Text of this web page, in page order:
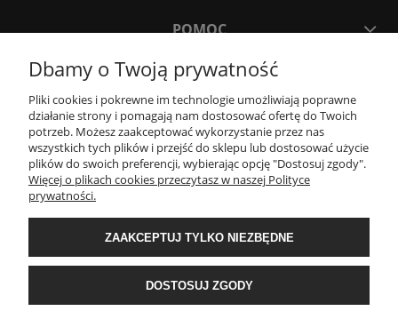
POMOC
MOJE KONTO
PŁATNOŚCI I DOSTAWA
KONTAKT
Wyposażenie łazienek Łazienki.eco | Pawła 23, 41-708 Ruda Śląska | E-mail:
sklep@lazienki.eco | Tel.: 600 012 164 lub 600 012 159 | TGS Przemysław
Stoń | NIP: 6312213594 | REGON: 276403698
Dbamy o Twoją prywatność
Pliki cookies i pokrewne im technologie umożliwiają poprawne
działanie strony i pomagają nam dostosować ofertę do Twoich
potrzeb. Możesz zaakceptować wykorzystanie przez nas
wszystkich tych plików i przejść do sklepu lub dostosować użycie
plików do swoich preferencji, wybierając opcję "Dostosuj zgody".
Więcej o plikach cookies przeczytasz w naszej Polityce
prywatności.
ZAAKCEPTUJ TYLKO NIEZBĘDNE
DOSTOSUJ ZGODY